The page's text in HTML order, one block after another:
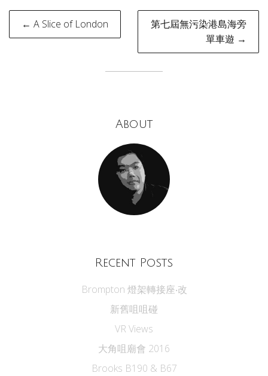
Post
navigation
← A Slice of London
第七屆無污染港島海旁
單車遊 →
About
Recent Posts
Brompton 燈架轉接座‧改
新舊咀咀碰
VR Views
大角咀廟會 2016
Brooks B190 & B67